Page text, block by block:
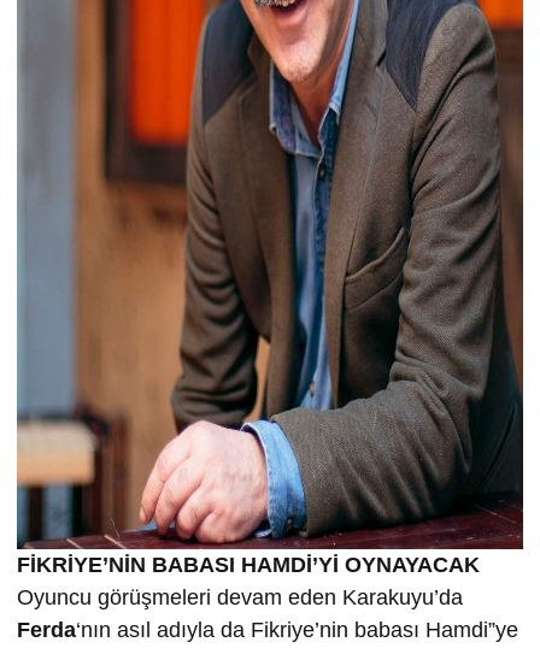
FİKRİYE’NİN BABASI HAMDİ’Yİ OYNAYACAK
Oyuncu görüşmeleri devam eden Karakuyu’da
Ferda‘nın asıl adıyla da Fikriye’nin babası Hamdi”ye